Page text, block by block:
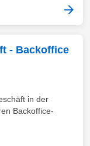
- Backoffice
in der
Backoffice-